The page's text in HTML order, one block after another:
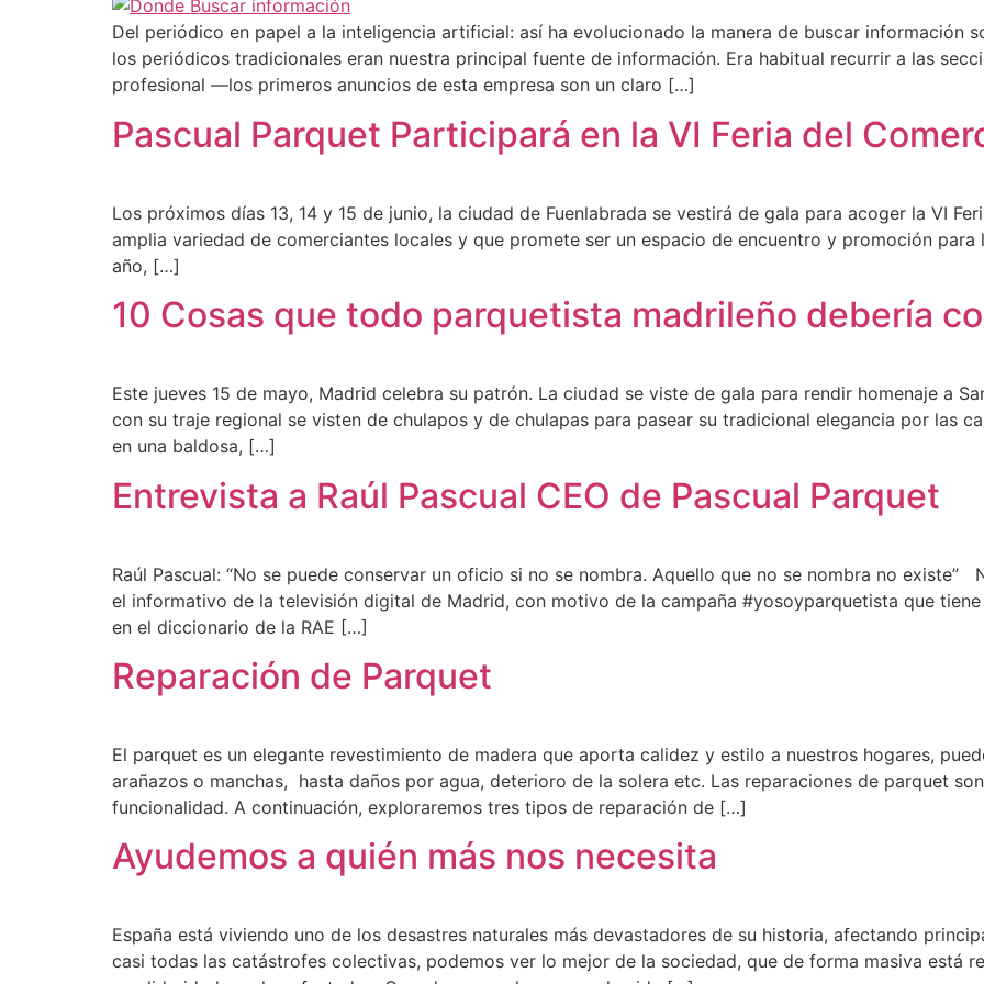
Del periódico en papel a la inteligencia artificial: así ha evolucionado la manera de buscar información
los periódicos tradicionales eran nuestra principal fuente de información. Era habitual recurrir a las
profesional —los primeros anuncios de esta empresa son un claro […]
Pascual Parquet Participará en la VI Feria del
Los próximos días 13, 14 y 15 de junio, la ciudad de Fuenlabrada se vestirá de gala para acoger la VI
amplia variedad de comerciantes locales y que promete ser un espacio de encuentro y promoción
año, […]
10 Cosas que todo parquetista madrileño debería
Este jueves 15 de mayo, Madrid celebra su patrón. La ciudad se viste de gala para rendir homenaje a
con su traje regional se visten de chulapos y de chulapas para pasear su tradicional elegancia por las
en una baldosa, […]
Entrevista a Raúl Pascual CEO de Pascual Parquet
Raúl Pascual: “No se puede conservar un oficio si no se nombra. Aquello que no se nombra no existe”
el informativo de la televisión digital de Madrid, con motivo de la campaña #yosoyparquetista que
en el diccionario de la RAE […]
Reparación de Parquet
El parquet es un elegante revestimiento de madera que aporta calidez y estilo a nuestros hogares,
arañazos o manchas, hasta daños por agua, deterioro de la solera etc. Las reparaciones de parquet
funcionalidad. A continuación, exploraremos tres tipos de reparación de […]
Ayudemos a quién más nos necesita
España está viviendo uno de los desastres naturales más devastadores de su historia, afectando
casi todas las catástrofes colectivas, podemos ver lo mejor de la sociedad, que de forma masiva está